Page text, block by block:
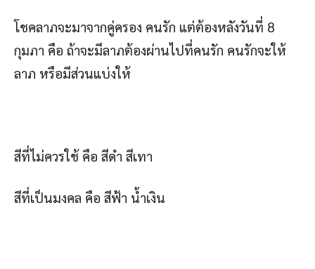
โชคลาภจะมาจากคู่ครอง คนรัก แต่ต้องหลังวันที่ 8
กุมภา คือ ถ้าจะมีลาภต้องผ่านไปที่คนรัก คนรักจะให้
ลาภ หรือมีส่วนแบ่งให้
สีที่ไม่ควรใช้ คือ สีดำ สีเทา
สีที่เป็นมงคล คือ สีฟ้า น้ำเงิน